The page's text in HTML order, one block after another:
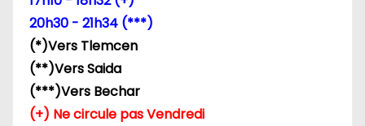
t
c
20h30 - 21h34 (***)
(*)Vers Tlemcen
(**)Vers Saida
(***)Vers Bechar
(+) Ne circule pas Vendredi